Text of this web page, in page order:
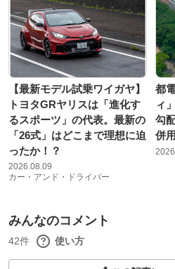
【最新モデル試乗ワイガヤ】
トヨタGRヤリスは「進化す
るスポーツ」の代表。最新の
「26式」はどこまで理想に迫
ったか！？
2026.08.09
カー・アンド・ドライバー
都
ィ
勾
併
みんなのコメント
42件 使い方